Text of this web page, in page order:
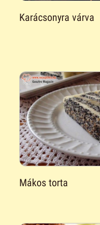
Karácsonyra várva
Mákos torta